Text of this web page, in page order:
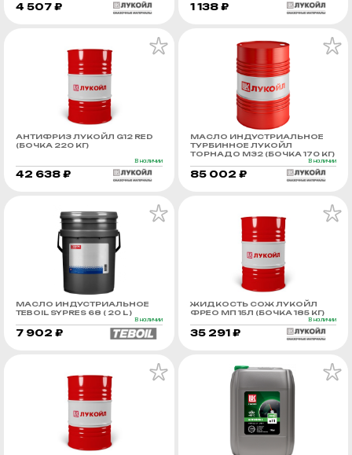
4 507 ₽ 1 138 ₽
АНТИФРИЗ ЛУКОЙЛ G12 RED
(БОЧКА 220 КГ)
В наличии
42 638 ₽
МАСЛО ИНДУСТРИАЛЬНОЕ
ТУРБИННОЕ ЛУКОЙЛ
ТОРНАДО М32 (БОЧКА 170 КГ)
В наличии
85 002 ₽
МАСЛО ИНДУСТРИАЛЬНОЕ
TEBOIL SYPRES 68 ( 20 L )
В наличии
7 902 ₽
ЖИДКОСТЬ СОЖ ЛУКОЙЛ
ФРЕО МП 15Л (БОЧКА 185 КГ)
В наличии
35 291 ₽